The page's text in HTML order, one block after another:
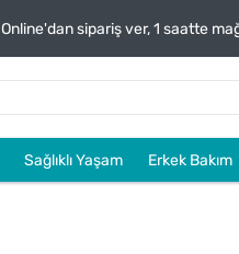
Online'dan sipariş ver, 1 saatte
Sağlıklı Yaşam Erkek Bakım